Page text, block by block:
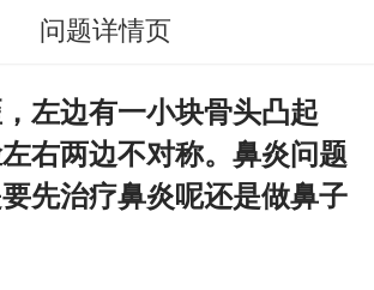
问题详情页
左边有一小块骨头凸起
右两边不对称。鼻炎问题
先治疗鼻炎呢还是做鼻子